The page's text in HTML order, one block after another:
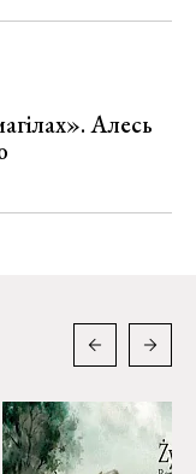
Алесь